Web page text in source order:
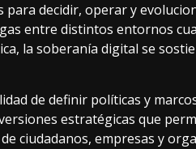
decidir, operar y
entre distintos entornos
la soberanía digital se
de definir políticas y
estratégicas que
ciudadanos, empresas y